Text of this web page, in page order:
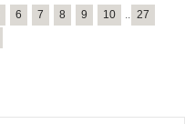
6 7 8 9 10 .. 27